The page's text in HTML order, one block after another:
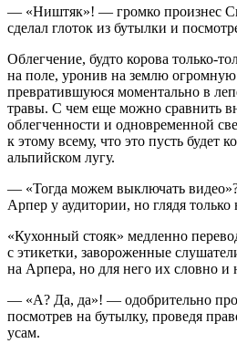
— «Ништяк»! — громко произнес
сделал глоток из бутылки и
Облегчение, будто корова только-
на поле, уронив на землю
превратившуюся моментально в
травы. С чем еще можно сравнить
облегченности и одновременной
к этому всему, что это пусть будет
альпийском лугу.
— «Тогда можем выключать
Арпер у аудитории, но глядя только
«Кухонный стояк» медленно
с этикетки, завороженные
на Арпера, но для него их словно и
— «А? Да, да»! — одобрительно
посмотрев на бутылку, проведя
усам.